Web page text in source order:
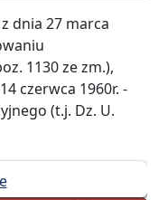
dnia 27 marca
1130 ze zm.),
czerwca 1960r. -
(t.j. Dz. U.